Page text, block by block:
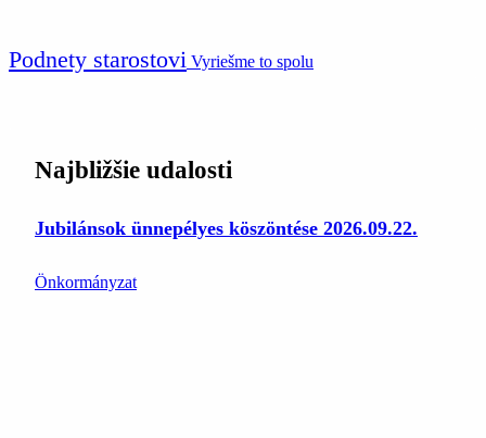
Podnety starostovi Vyriešme to spolu
Najbližšie udalosti
Jubilánsok ünnepélyes köszöntése 2026.09.22.
Önkormányzat